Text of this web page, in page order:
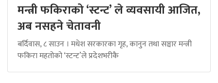
मन्त्री फकिराको ‘स्टन्ट’ ले व्यवसायी आजित,
अब नसहने चेतावनी
बर्दिवास, ८ साउन । मधेश सरकारका गृह, कानुन तथा सञ्चार मन्त्री
फकिरा महतोको ‘स्टन्ट’ले प्रदेशभरीकै